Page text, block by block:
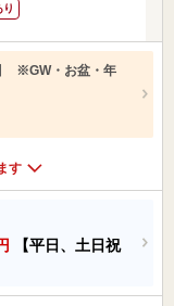
り
※GW・お盆・年
す
【平日、土日祝